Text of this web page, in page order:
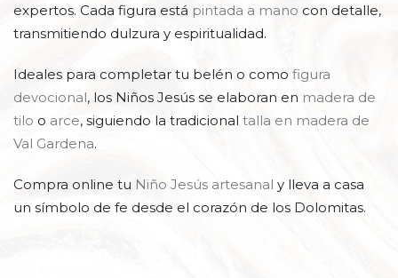
expertos. Cada figura está pintada a mano con detalle,
transmitiendo dulzura y espiritualidad.
Ideales para completar tu belén o como figura
devocional, los Niños Jesús se elaboran en madera de
tilo o arce, siguiendo la tradicional talla en madera de
Val Gardena.
Compra online tu Niño Jesús artesanal y lleva a casa
un símbolo de fe desde el corazón de los Dolomitas.